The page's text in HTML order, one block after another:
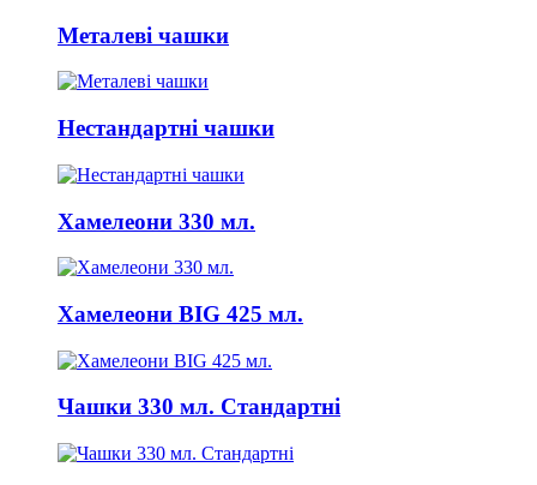
Металеві чашки
Нестандартні чашки
Хамелеони 330 мл.
Хамелеони BIG 425 мл.
Чашки 330 мл. Стандартні